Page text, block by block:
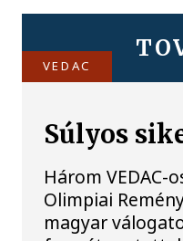
VEDAC
Súlyos
Három VEDAC-
Olimpiai
magyar